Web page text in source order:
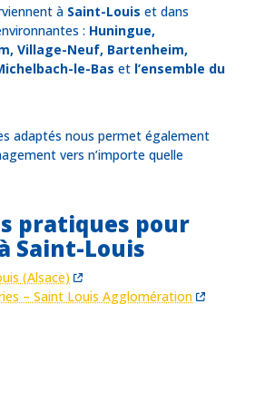
à Saint-Louis et dans
: Huningue,
Village-Neuf, Bartenheim,
le-Bas et l’ensemble du
adaptés nous permet également
vers n’importe quelle
pratiques pour
Saint-Louis
(Alsace)
– Saint Louis Agglomération